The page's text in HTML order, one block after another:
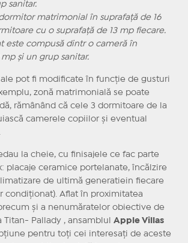
sanitar.
matrimonial în suprafață de 16
cu o suprafață de 13 mp fiecare.
este compusă dintr o cameră în
și un grup sanitar.
pot fi modificate în funcție de gusturi
zonă matrimonială se poate
rămânând că cele 3 dormitoare de la
camerele copiilor și eventual
la cheie, cu finisajele ce fac parte
placaje ceramice portelanate, încălzire
de ultimă generatiein fiecare
condiționat). Aflat în proximitatea
și a nenumăratelor obiective de
Titan- Pallady , ansamblul Apple Villas
pentru toți cei interesați de aceste